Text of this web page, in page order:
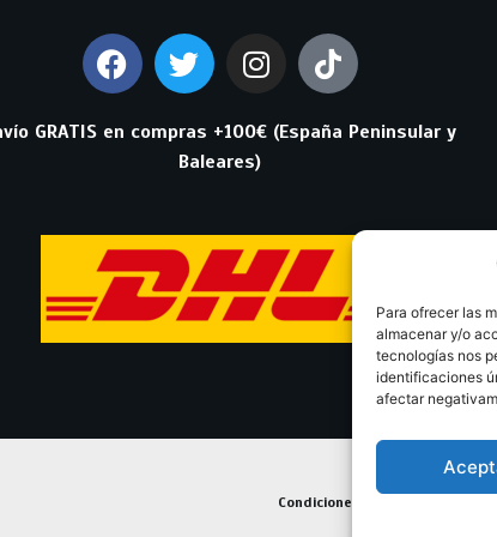
Para ofrecer las
almacenar y/o
tecnologías nos
identificaciones
afectar
GRATIS en compras +100€ (España Peninsular y
Baleares)
Condiciones Generales de